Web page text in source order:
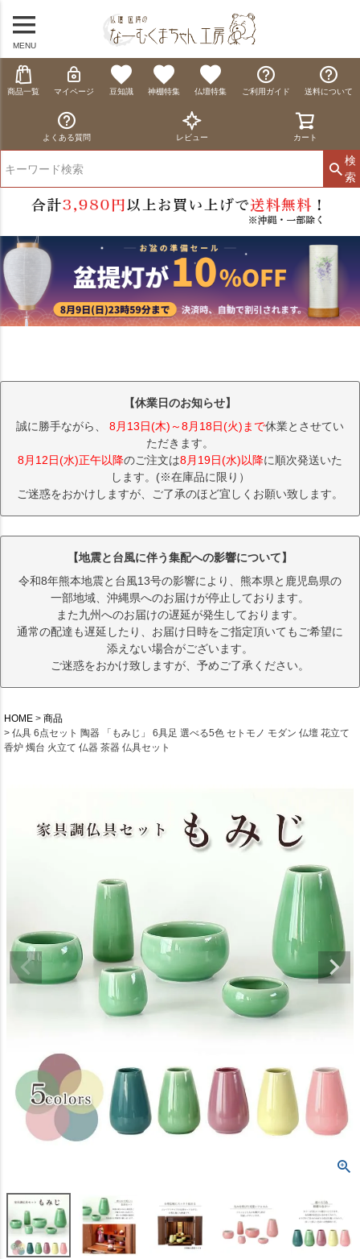
MENU
商品一覧 マイページ 豆知識 神棚特集 仏壇特集 ご利用ガイド 送料について
よくある質問 レビュー カート
検
索
【休業日のお知らせ】
誠に勝手ながら、 8月13日(木)～8月18日(火)まで休業とさせてい
ただきます。
8月12日(水)正午以降のご注文は8月19日(水)以降に順次発送いた
します。(※在庫品に限り）
ご迷惑をおかけしますが、ご了承のほど宜しくお願い致します。
【地震と台風に伴う集配への影響について】
令和8年熊本地震と台風13号の影響により、熊本県と鹿児島県の
一部地域、沖縄県へのお届けが停止しております。
また九州へのお届けの遅延が発生しております。
通常の配達も遅延したり、お届け日時をご指定頂いてもご希望に
添えない場合がございます。
ご迷惑をおかけ致しますが、予めご了承ください。
HOME
商品
仏具 6点セット 陶器 「もみじ」 6具足 選べる5色 セトモノ モダン 仏壇 花立て
香炉 燭台 火立て 仏器 茶器 仏具セット